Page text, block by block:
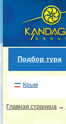
Подбор тура
Крым
Главная страница →